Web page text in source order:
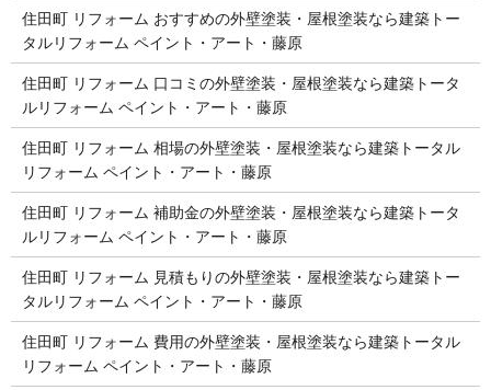
住田町 リフォーム おすすめの外壁塗装・屋根塗装なら建築トー
タルリフォーム ペイント・アート・藤原
住田町 リフォーム 口コミの外壁塗装・屋根塗装なら建築トータ
ルリフォーム ペイント・アート・藤原
住田町 リフォーム 相場の外壁塗装・屋根塗装なら建築トータル
リフォーム ペイント・アート・藤原
住田町 リフォーム 補助金の外壁塗装・屋根塗装なら建築トータ
ルリフォーム ペイント・アート・藤原
住田町 リフォーム 見積もりの外壁塗装・屋根塗装なら建築トー
タルリフォーム ペイント・アート・藤原
住田町 リフォーム 費用の外壁塗装・屋根塗装なら建築トータル
リフォーム ペイント・アート・藤原